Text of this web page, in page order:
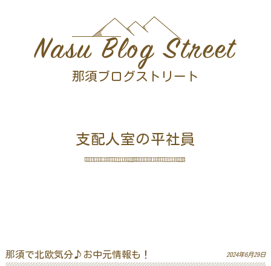
Nasu Blog Street
那須ブログストリート
支配人室の平社員
那須で北欧気分♪お中元情報も！ 2024年6月29日